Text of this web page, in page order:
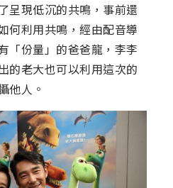
呈現低沉的共鳴，事前還
何利用共鳴，經由配音導
「份量」的爸爸龍，李李
的老大也可以利用這次的
他人。